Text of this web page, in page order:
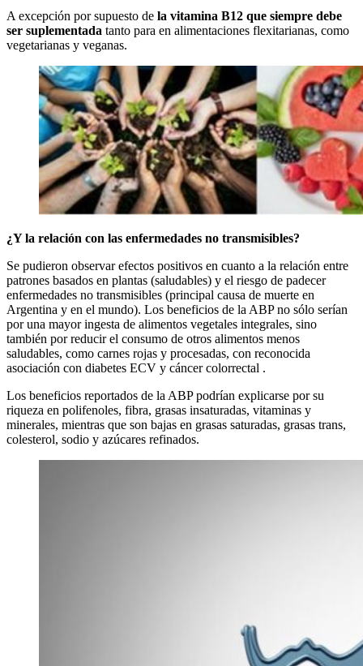
A excepción por supuesto de la vitamina B12 que siempre debe
ser suplementada tanto para en alimentaciones flexitarianas, como
vegetarianas y veganas.
¿Y la relación con las enfermedades no transmisibles?
Se pudieron observar efectos positivos en cuanto a la relación entre
patrones basados en plantas (saludables) y el riesgo de padecer
enfermedades no transmisibles (principal causa de muerte en
Argentina y en el mundo). Los beneficios de la ABP no sólo serían
por una mayor ingesta de alimentos vegetales integrales, sino
también por reducir el consumo de otros alimentos menos
saludables, como carnes rojas y procesadas, con reconocida
asociación con diabetes ECV y cáncer colorrectal .
Los beneficios reportados de la ABP podrían explicarse por su
riqueza en polifenoles, fibra, grasas insaturadas, vitaminas y
minerales, mientras que son bajas en grasas saturadas, grasas trans,
colesterol, sodio y azúcares refinados.